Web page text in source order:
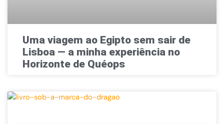
Uma viagem ao Egipto sem sair de
Lisboa — a minha experiência no
Horizonte de Quéops